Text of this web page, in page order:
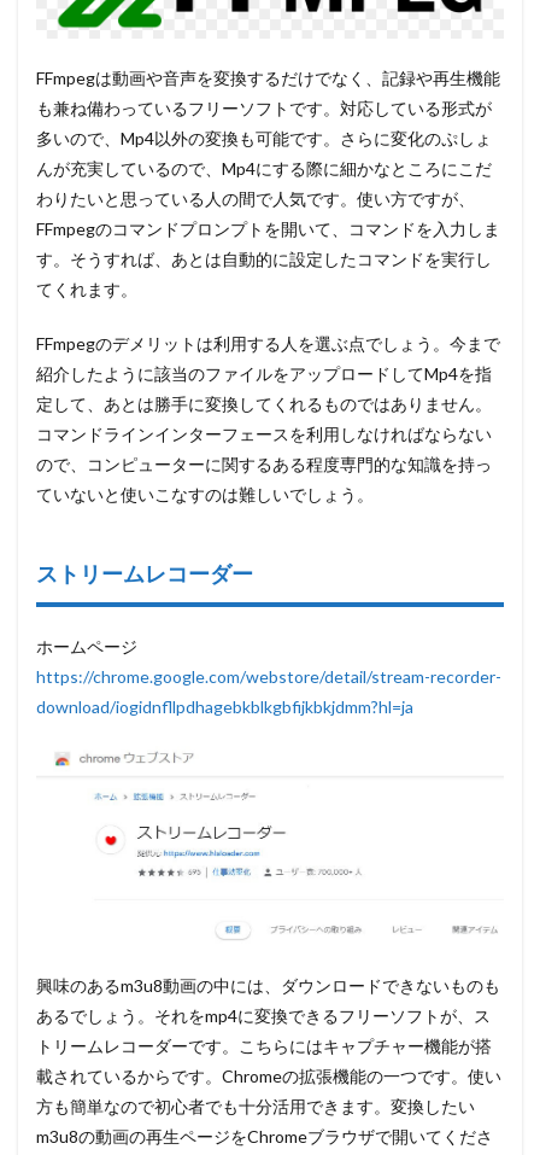
FFmpegは動画や音声を変換するだけでなく、記録や再生機能
も兼ね備わっているフリーソフトです。対応している形式が
多いので、Mp4以外の変換も可能です。さらに変化のぷしょ
んが充実しているので、Mp4にする際に細かなところにこだ
わりたいと思っている人の間で人気です。使い方ですが、
FFmpegのコマンドプロンプトを開いて、コマンドを入力しま
す。そうすれば、あとは自動的に設定したコマンドを実行し
てくれます。
FFmpegのデメリットは利用する人を選ぶ点でしょう。今まで
紹介したように該当のファイルをアップロードしてMp4を指
定して、あとは勝手に変換してくれるものではありません。
コマンドラインインターフェースを利用しなければならない
ので、コンピューターに関するある程度専門的な知識を持っ
ていないと使いこなすのは難しいでしょう。
ストリームレコーダー
ホームページ
https://chrome.google.com/webstore/detail/stream-recorder-
download/iogidnfllpdhagebkblkgbfijkbkjdmm?hl=ja
興味のあるm3u8動画の中には、ダウンロードできないものも
あるでしょう。それをmp4に変換できるフリーソフトが、ス
トリームレコーダーです。こちらにはキャプチャー機能が搭
載されているからです。Chromeの拡張機能の一つです。使い
方も簡単なので初心者でも十分活用できます。変換したい
m3u8の動画の再生ページをChromeブラウザで開いてくださ